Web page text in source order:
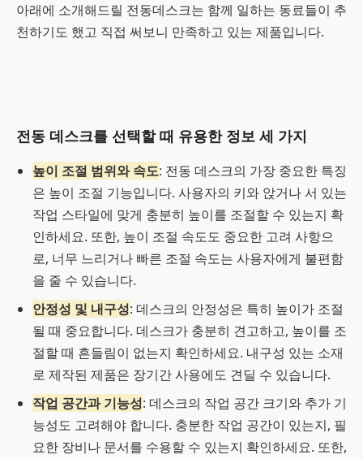
아래에 소개해드릴 전동데스크는 함께 일하는 동료들이 추
천하기도 했고 직접 써보니 만족하고 있는 제품입니다.
전동 데스크를 선택할 때 유용한 정보 세 가지
높이 조절 범위와 속도: 전동 데스크의 가장 중요한 특징
은 높이 조절 기능입니다. 사용자의 키와 앉거나 서 있는
작업 스타일에 맞게 충분히 높이를 조절할 수 있는지 확
인하세요. 또한, 높이 조절 속도도 중요한 고려 사항으
로, 너무 느리거나 빠른 조절 속도는 사용자에게 불편함
을 줄 수 있습니다.
안정성 및 내구성: 데스크의 안정성은 특히 높이가 조절
될 때 중요합니다. 데스크가 충분히 견고하고, 높이를 조
절할 때 흔들림이 없는지 확인하세요. 내구성 있는 소재
로 제작된 제품은 장기간 사용에도 견딜 수 있습니다.
작업 공간과 기능성: 데스크의 작업 공간 크기와 추가 기
능성도 고려해야 합니다. 충분한 작업 공간이 있는지, 필
요한 장비나 문서를 수용할 수 있는지 확인하세요. 또한,